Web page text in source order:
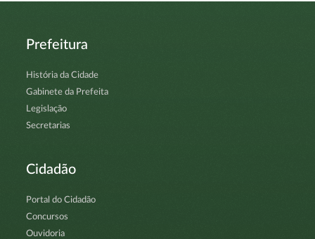
Prefeitura
História da Cidade
Gabinete da Prefeita
Legislação
Secretarias
Cidadão
Portal do Cidadão
Concursos
Ouvidoria